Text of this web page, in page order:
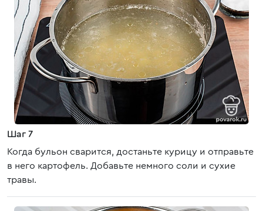
Шаг 7
Когда бульон сварится, достаньте курицу и отправьте
в него картофель. Добавьте немного соли и сухие
травы.